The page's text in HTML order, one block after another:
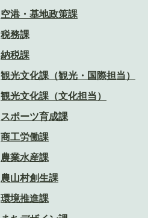
空港・基地政策課
税務課
納税課
観光文化課（観光・国際担当）
観光文化課（文化担当）
スポーツ育成課
商工労働課
農業水産課
農山村創生課
環境推進課